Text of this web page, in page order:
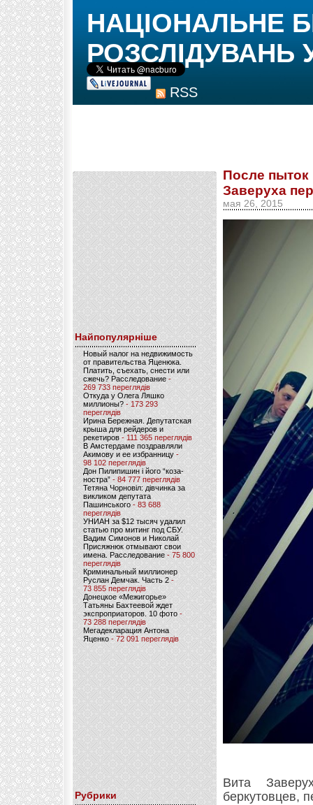
RSS
НАЦІОНАЛЬНЕ
РОЗСЛІДУВАНЬ
Найпопулярніше
Новый налог на недвижимость
от правительства Яценюка.
Платить, съехать, снести или
сжечь? Расследование-
269 733 переглядів
Откуда у Олега Ляшко
миллионы? - 173 293
переглядів
Ирина Бережная. Депутатская
крыша для рейдеров и
рекетиров - 111 365 переглядів
В Амстердаме поздравляли
Акимову и ее избранницу -
98 102 переглядів
Дон Пилипишин і його “коза-
ностра” - 84 777 переглядів
Тетяна Чорновіл: дівчинка за
викликом депутата
Пашинського- 83 688
переглядів
УНИАН за $12 тысяч удалил
статью про митинг под СБУ.
Вадим Симонов и Николай
Присяжнюк отмывают свои
имена. Расследование - 75 800
переглядів
Криминальный миллионер
Руслан Демчак. Часть 2-
73 855 переглядів
Донецкое «Межигорье»
Татьяны Бахтеевой ждет
экспроприаторов. 10 фото -
73 288 переглядів
Мегадекларация Антона
Яценко - 72 091 переглядів
Рубрики
После
Заверуха
мая 26, 2015
Вита
беркутовцев,